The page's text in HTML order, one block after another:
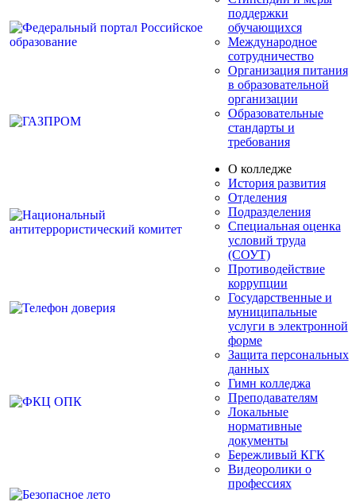
поддержки
обучающихся
Международное
сотрудничество
Организация питания
в образовательной
организации
Образовательные
стандарты и
требования
О колледже
История развития
Отделения
Подразделения
Специальная оценка
условий труда
(СОУТ)
Противодействие
коррупции
Государственные и
муниципальные
услуги в электронной
форме
Защита персональных
данных
Гимн колледжа
Преподавателям
Локальные
нормативные
документы
Бережливый КГК
Видеоролики о
профессиях